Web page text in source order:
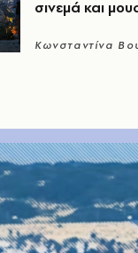
σινεμά και
Κωνσταντίνα